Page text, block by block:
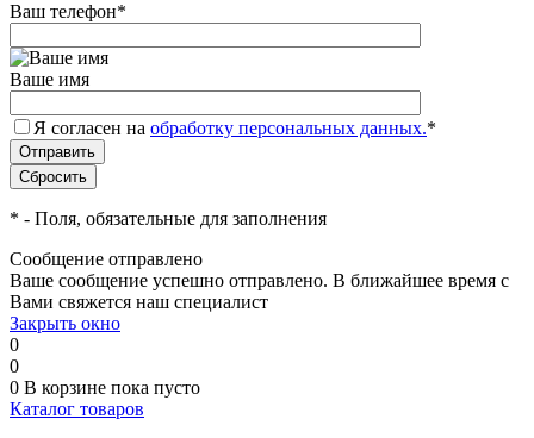
Ваш телефон*
Ваше имя
Я согласен на обработку персональных данных.*
* - Поля, обязательные для заполнения
Сообщение отправлено
Ваше сообщение успешно отправлено. В ближайшее время с
Вами свяжется наш специалист
Закрыть окно
0
0
0 В корзине пока пусто
Каталог товаров